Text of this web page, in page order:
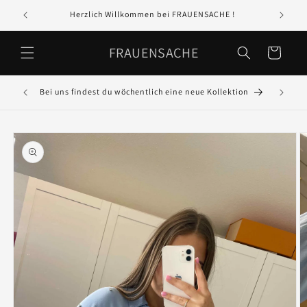
zum
Herzlich Willkommen bei FRAUENSACHE !
FRAUENSACHE Warenkorb
Bei uns findest du wöchentlich eine neue Kollektion